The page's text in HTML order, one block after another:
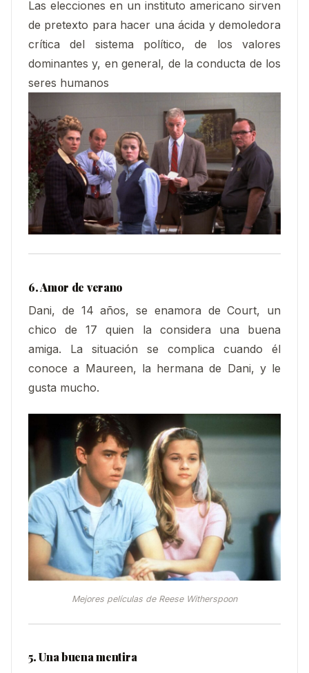
Las elecciones en un instituto americano sirven
de pretexto para hacer una ácida y demoledora
crítica del sistema político, de los valores
dominantes y, en general, de la conducta de los
seres humanos
6. Amor de verano
Dani, de 14 años, se enamora de Court, un
chico de 17 quien la considera una buena
amiga. La situación se complica cuando él
conoce a Maureen, la hermana de Dani, y le
gusta mucho.
Mejores películas de Reese Witherspoon
5.Una buena mentira